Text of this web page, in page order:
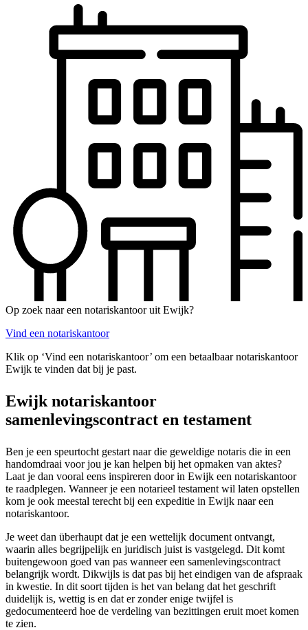
Op zoek naar een notariskantoor uit Ewijk?
Vind een notariskantoor
Klik op ‘Vind een notariskantoor’ om een betaalbaar notariskantoor
Ewijk te vinden dat bij je past.
Ewijk notariskantoor
samenlevingscontract en testament
Ben je een speurtocht gestart naar die geweldige notaris die in een
handomdraai voor jou je kan helpen bij het opmaken van aktes?
Laat je dan vooral eens inspireren door in Ewijk een notariskantoor
te raadplegen. Wanneer je een notarieel testament wil laten opstellen
kom je ook meestal terecht bij een expeditie in Ewijk naar een
notariskantoor.
Je weet dan überhaupt dat je een wettelijk document ontvangt,
waarin alles begrijpelijk en juridisch juist is vastgelegd. Dit komt
buitengewoon goed van pas wanneer een samenlevingscontract
belangrijk wordt. Dikwijls is dat pas bij het eindigen van de afspraak
in kwestie. In dit soort tijden is het van belang dat het geschrift
duidelijk is, wettig is en dat er zonder enige twijfel is
gedocumenteerd hoe de verdeling van bezittingen eruit moet komen
te zien.